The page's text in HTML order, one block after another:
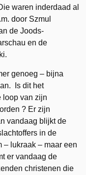
waren inderdaad al
door Szmul
de Joods-
en de
genoeg – bijna
Is dit het
loop van zijn
? Er zijn
vandaag blijkt de
in de
– lukraak – maar een
er vandaag de
christenen die